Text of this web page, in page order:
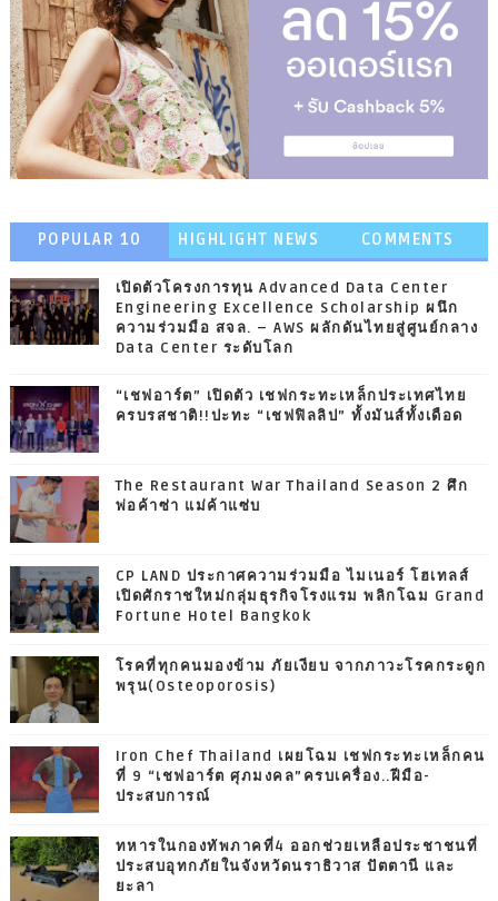
POPULAR 10 HIGHLIGHT NEWS COMMENTS
เปิดตัวโครงการทุน Advanced Data Center
Engineering Excellence Scholarship ผนึก
ความร่วมมือ สจล. – AWS ผลักดันไทยสู่ศูนย์กลาง
Data Center ระดับโลก
“เชฟอาร์ต” เปิดตัว เชฟกระทะเหล็กประเทศไทย
ครบรสชาติ!!ปะทะ “เชฟฟิลลิป” ทั้งมันส์ทั้งเดือด
The Restaurant War Thailand Season 2 ศึก
พ่อค้าซ่า แม่ค้าแซ่บ
CP LAND ประกาศความร่วมมือ ไมเนอร์ โฮเทลส์
เปิดศักราชใหม่กลุ่มธุรกิจโรงแรม พลิกโฉม Grand
Fortune Hotel Bangkok
โรคที่ทุกคนมองข้าม ภัยเงียบ จากภาวะโรคกระดูก
พรุน(Osteoporosis)
Iron Chef Thailand เผยโฉม เชฟกระทะเหล็กคน
ที่ 9 “เชฟอาร์ต ศุภมงคล”ครบเครื่อง..ฝีมือ-
ประสบการณ์
ทหารในกองทัพภาคที่4 ออกช่วยเหลือประชาชนที่
ประสบอุทกภัยในจังหวัดนราธิวาส ปัตตานี และ
ยะลา